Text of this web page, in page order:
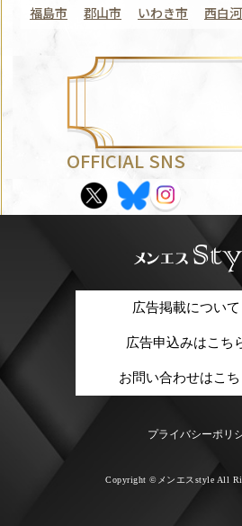
福島市 郡山市 いわき市 西白
OFFICIAL SNS
広告掲載について
広告申込みはこち
お問い合わせはこち
プライバシーポリ
Copyright ©メンエスstyle All